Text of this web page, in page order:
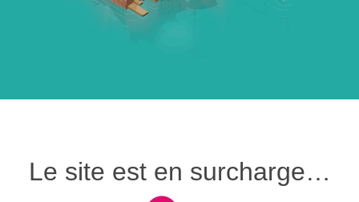
Le site est en surcharge…